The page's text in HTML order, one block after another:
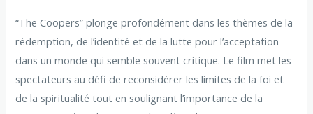
“The Coopers” plonge profondément dans les thèmes de la
rédemption, de l’identité et de la lutte pour l’acceptation
dans un monde qui semble souvent critique. Le film met les
spectateurs au défi de reconsidérer les limites de la foi et
de la spiritualité tout en soulignant l’importance de la